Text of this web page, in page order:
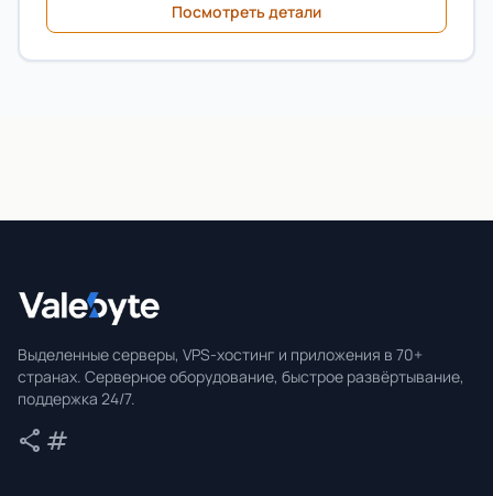
Посмотреть детали
Выделенные серверы, VPS-хостинг и приложения в 70+
странах. Серверное оборудование, быстрое развёртывание,
поддержка 24/7.
share Поделиться
tag